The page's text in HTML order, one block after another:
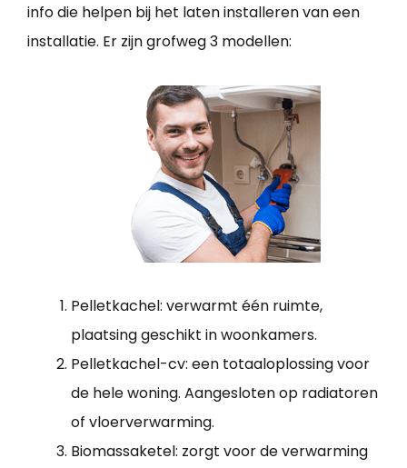
info die helpen bij het laten installeren van een
installatie. Er zijn grofweg 3 modellen:
Pelletkachel: verwarmt één ruimte,
plaatsing geschikt in woonkamers.
Pelletkachel-cv: een totaaloplossing voor
de hele woning. Aangesloten op radiatoren
of vloerverwarming.
Biomassaketel: zorgt voor de verwarming